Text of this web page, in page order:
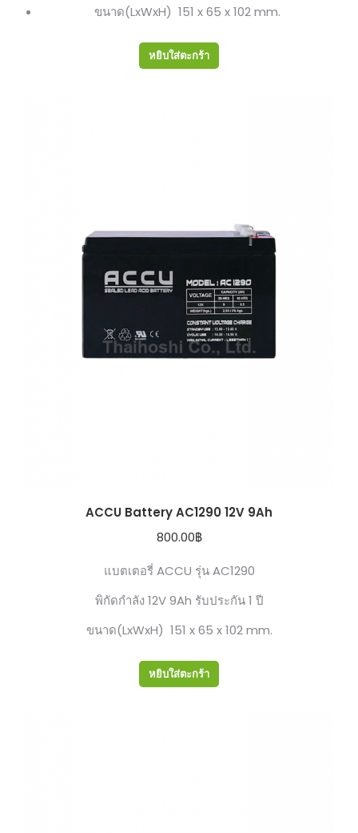
ขนาด(LxWxH) 151 x 65 x 102 mm.
หยิบใส่ตะกร้า
ACCU Battery AC1290 12V 9Ah
800.00฿
แบตเตอรี่ ACCU รุ่น AC1290
พิกัดกำลัง 12V 9Ah รับประกัน 1 ปี
ขนาด(LxWxH) 151 x 65 x 102 mm.
หยิบใส่ตะกร้า